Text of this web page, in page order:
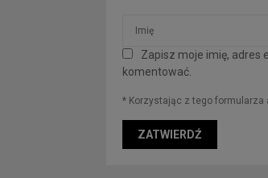
Zapisz moje imię, adres
komentować.
* Korzystając z tego formularza